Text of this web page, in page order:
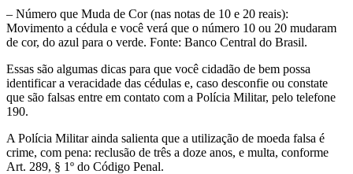
– Número que Muda de Cor (nas notas de 10 e 20 reais):
Movimento a cédula e você verá que o número 10 ou 20 mudaram
de cor, do azul para o verde. Fonte: Banco Central do Brasil.
Essas são algumas dicas para que você cidadão de bem possa
identificar a veracidade das cédulas e, caso desconfie ou constate
que são falsas entre em contato com a Polícia Militar, pelo telefone
190.
A Polícia Militar ainda salienta que a utilização de moeda falsa é
crime, com pena: reclusão de três a doze anos, e multa, conforme
Art. 289, § 1º do Código Penal.